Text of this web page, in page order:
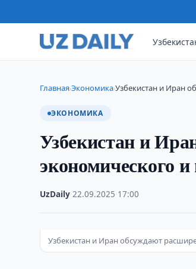
Главная›Экономика›Узбекистан и Иран
ЭКОНОМИКА
Узбекистан и
экономического
UzDaily ·22.09.2025 17:00
Узбекистан и Иран обсуждают